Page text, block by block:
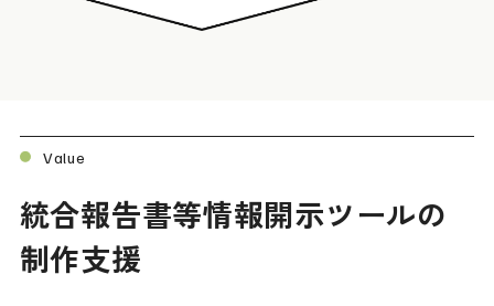
Value
統合報告書等情報開示ツールの
制作支援